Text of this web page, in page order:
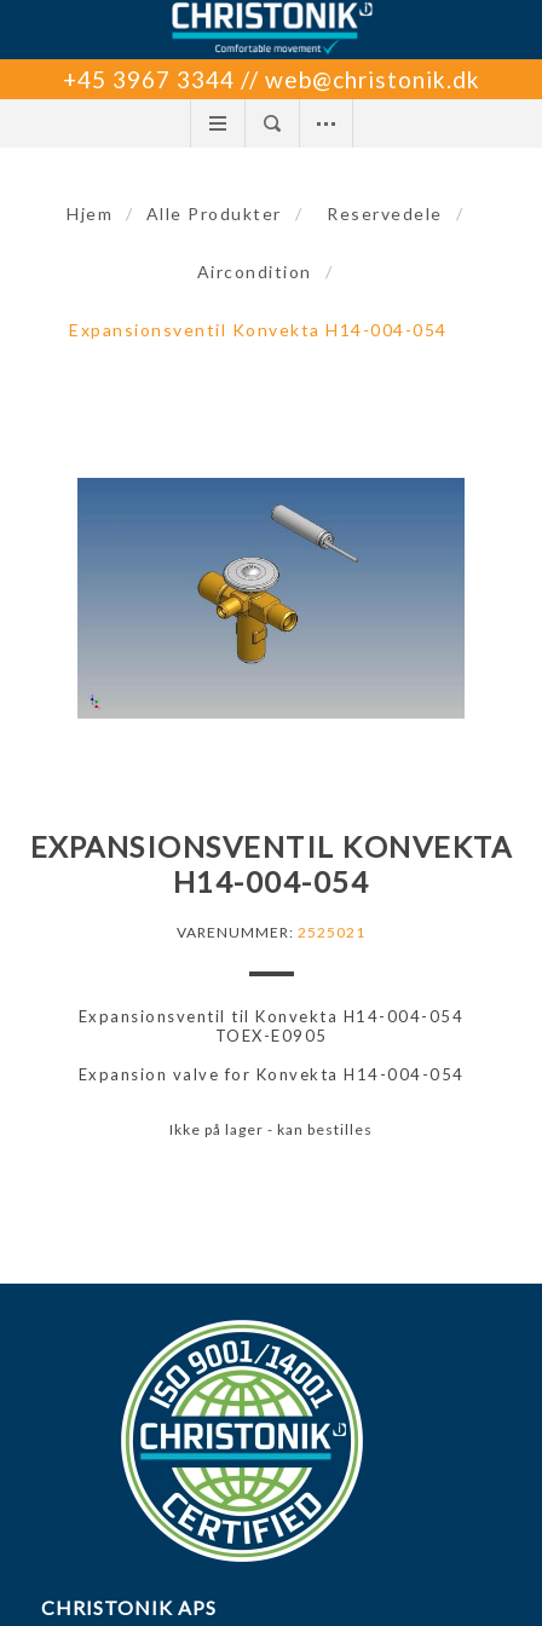
+45 3967 3344 // web@christonik.dk
Hjem / Alle Produkter / Reservedele /
Aircondition /
Expansionsventil Konvekta H14-004-054
EXPANSIONSVENTIL KONVEKTA
H14-004-054
VARENUMMER: 2525021
Expansionsventil til Konvekta H14-004-054
TOEX-E0905
Expansion valve for Konvekta H14-004-054
Ikke på lager - kan bestilles
CHRISTONIK APS